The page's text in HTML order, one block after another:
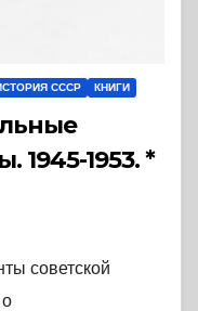
СССР КНИГИ
1945-1953. *
советской